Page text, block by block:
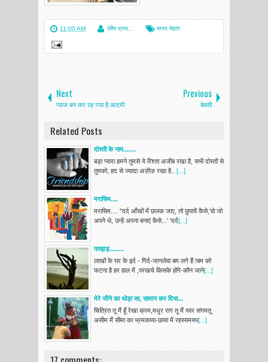
11:00 AM रश्मि प्रभा... मानव मेहता
Next
प्याज बन कर रह गया है आदमी
Previous
बेबसी
Related Posts
दोस्ती के नाम.......
बड़ा प्यारा हमने तुमसे ये रिश्ता अजीब रखा है, सभी दोस्तों से
तुमको, हद से ज्यादा अज़ीज़ रखा है.. [...]
मरासिम....
मरासिम.... "दर्द आँखों में छलक जाए, तो छुपायें कैसे,'वो जो
अपने थे, उन्हें अपना बनाएं कैसे...' 'दर्द[...]
पतझड़........
लाखों के घर के इर्द - गिर्द-जानलेवा बम लगे हैं !बम को
फटना है हर हाल में ,परखचे किसके होंगे-कौन जाने[...]
मेरे जीने का थोड़ा सा, सामान कर दिया...
चित्रित तू मैं हूँ रेखा क्रम,मधुर राग तू मैं स्वर संगमतू
असीम मैं सीमा का भ्रमकाया-छाया में रहस्यमयप[...]